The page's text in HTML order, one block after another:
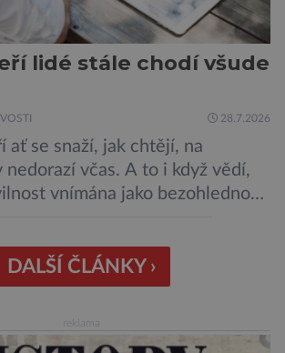
lidé stále chodí všude
28.7.2026
ať se snaží, jak chtějí, na
nedorazí včas. A to i když vědí,
vnímána jako bezohlednost
pozdě, možná úplně nemohou.
příčiny nedochvilnosti? A
DALŠÍ ČLÁNKY ›